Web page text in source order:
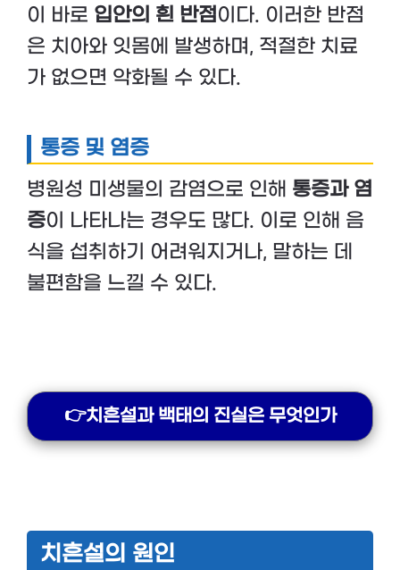
이 바로 입안의 흰 반점 이다. 이러한 반점
은 치아와 잇몸에 발생하며, 적절한 치료
가 없으면 악화될 수 있다.
통증 및 염증
병원성 미생물의 감염으로 인해 통증과 염
증이 나타나는 경우도 많다. 이로 인해 음
식을 섭취하기 어려워지거나, 말하는 데
불편함을 느낄 수 있다.
👉치흔설과 백태의 진실은 무엇인가
치흔설의 원인